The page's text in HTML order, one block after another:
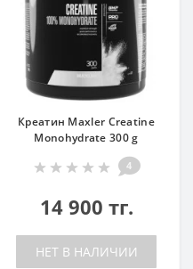
Креатин Maxler Creatine
Monohydrate 300 g
4
14 900 тг.
НЕТ В НАЛИЧИИ